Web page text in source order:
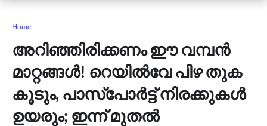
Home
അറിഞ്ഞിരിക്കണം ഈ വമ്പൻ
മാറ്റങ്ങൾ! റെയിൽവേ പിഴ തുക
കൂടും, പാസ്‌പോർട്ട് നിരക്കുകൾ
ഉയരും; ഇന്ന് മുതൽ